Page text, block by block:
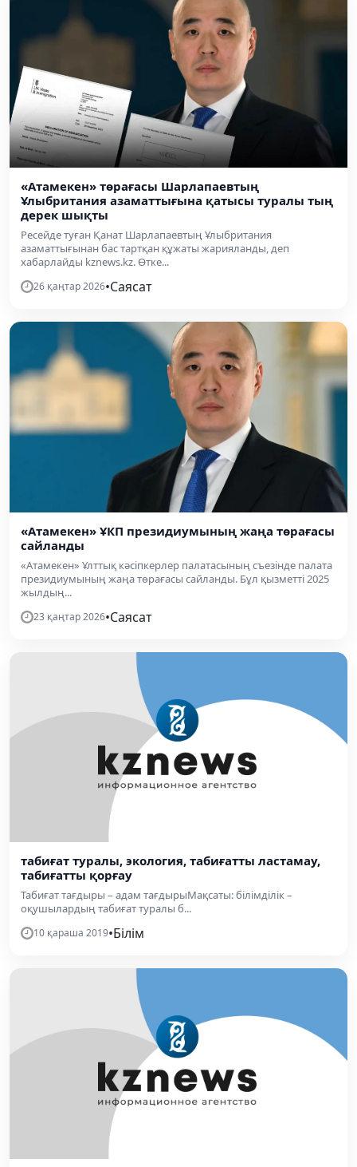
«Атамекен» төрағасы Шарлапаевтың
Ұлыбритания азаматтығына қатысы туралы тың
дерек шықты
Ресейде туған Қанат Шарлапаевтың Ұлыбритания
азаматтығынан бас тартқан құжаты жарияланды, деп
хабарлайды kznews.kz. Өтке...
26 қаңтар 2026•Саясат
«Атамекен» ҰКП президиумының жаңа төрағасы
сайланды
«Атамекен» Ұлттық кәсіпкерлер палатасының съезінде палата
президиумының жаңа төрағасы сайланды. Бұл қызметті 2025
жылдың...
23 қаңтар 2026•Саясат
табиғат туралы, экология, табиғатты ластамау,
табиғатты қорғау
Табиғат тағдыры – адам тағдырыМақсаты: білімділік –
оқушылардың табиғат туралы б...
10 қараша 2019•Білім